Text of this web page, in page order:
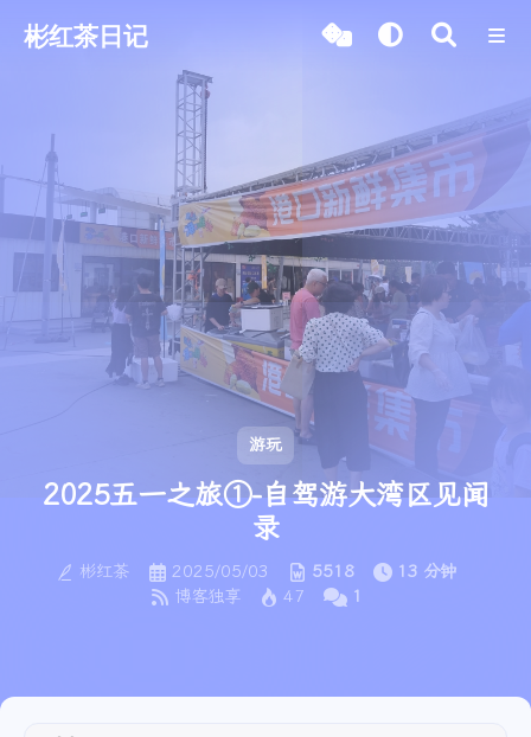
彬红茶日记
游玩
2025五一之旅①-自驾游大湾区见闻
录
彬红茶 2025/05/03 5518
13 分钟
博客独享
47 1